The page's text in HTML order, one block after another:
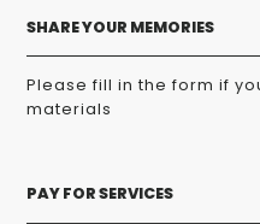
SHARE YOUR MEMORIES
Please fill in the form if
materials
PAY FOR SERVICES